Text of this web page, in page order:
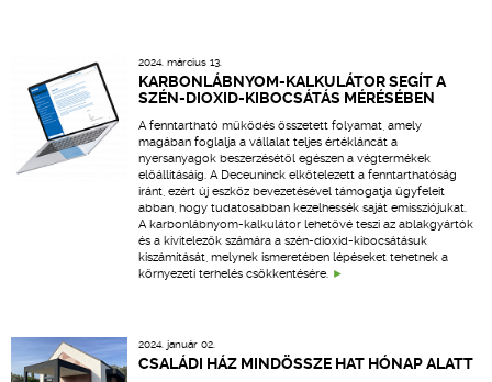
2024. március 13.
KARBONLÁBNYOM-KALKULÁTOR SEGÍT A
SZÉN-DIOXID-KIBOCSÁTÁS MÉRÉSÉBEN
A fenntartható működés összetett folyamat, amely
magában foglalja a vállalat teljes értékláncát a
nyersanyagok beszerzésétől egészen a végtermékek
előállításáig. A Deceuninck elkötelezett a fenntarthatóság
iránt, ezért új eszköz bevezetésével támogatja ügyfeleit
abban, hogy tudatosabban kezelhessék saját emissziójukat.
A karbonlábnyom-kalkulátor lehetővé teszi az ablakgyártók
és a kivitelezők számára a szén-dioxid-kibocsátásuk
kiszámítását, melynek ismeretében lépéseket tehetnek a
környezeti terhelés csökkentésére.
2024. január 02.
CSALÁDI HÁZ MINDÖSSZE HAT HÓNAP ALATT